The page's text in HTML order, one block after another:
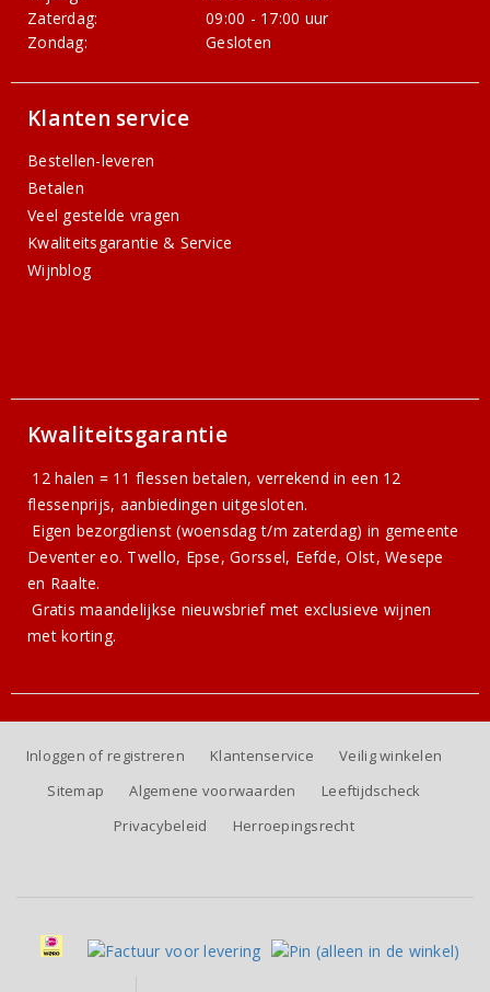
Zaterdag:
09:00 - 17:00 uur
Zondag:
Gesloten
Klanten service
Bestellen-leveren
Betalen
Veel gestelde vragen
Kwaliteitsgarantie & Service
Wijnblog
Kwaliteitsgarantie
12 halen = 11 flessen betalen, verrekend in een 12
flessenprijs, aanbiedingen uitgesloten.
Eigen bezorgdienst (woensdag t/m zaterdag) in gemeente
Deventer eo. Twello, Epse, Gorssel, Eefde, Olst, Wesepe
en Raalte.
Gratismaandelijkse nieuwsbriefmet exclusieve wijnen
met korting.
Inloggen of registreren Klantenservice
Veilig winkelen
Sitemap
Algemene voorwaarden
Leeftijdscheck
Privacybeleid
Herroepingsrecht